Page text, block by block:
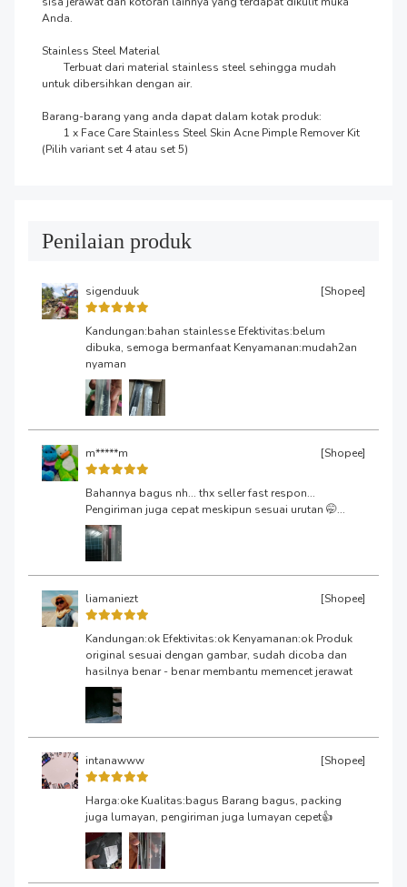
Anda.
Stainless Steel Material
untuk dibersihkan dengan air.
Barang-barang yang anda dapat dalam kotak produk:
(Pilih variant set 4 atau set 5)
Penilaian produk
sigenduuk [Shopee]
Kandungan:bahan stainlesse Efektivitas:belum
dibuka, semoga bermanfaat Kenyamanan:mudah2an
nyaman
m*****m [Shopee]
Bahannya bagus nh... thx seller fast respon...
Pengiriman juga cepat meskipun sesuai urutan 🤭...
liamaniezt [Shopee]
Kandungan:ok Efektivitas:ok Kenyamanan:ok Produk
original sesuai dengan gambar, sudah dicoba dan
hasilnya benar - benar membantu memencet jerawat
intanawww [Shopee]
Harga:oke Kualitas:bagus Barang bagus, packing
juga lumayan, pengiriman juga lumayan cepet👍